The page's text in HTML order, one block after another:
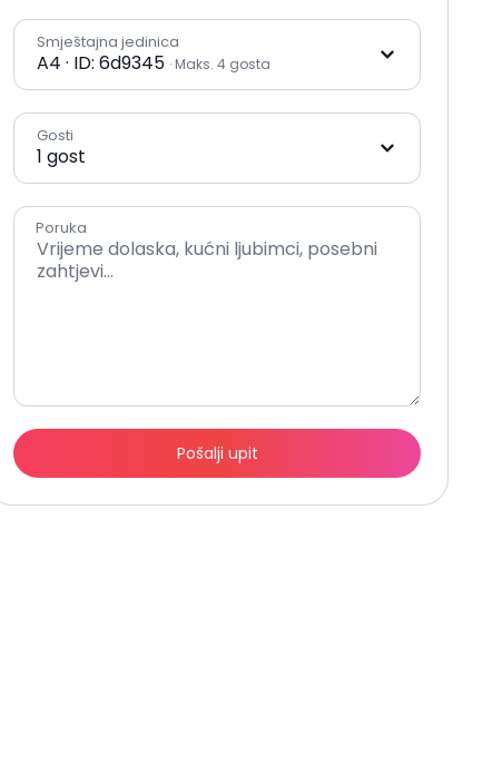
Smještajna jedinica
A4 · ID: 6d9345 · Maks. 4 gosta
Gosti
1 gost
Poruka
Pošalji upit